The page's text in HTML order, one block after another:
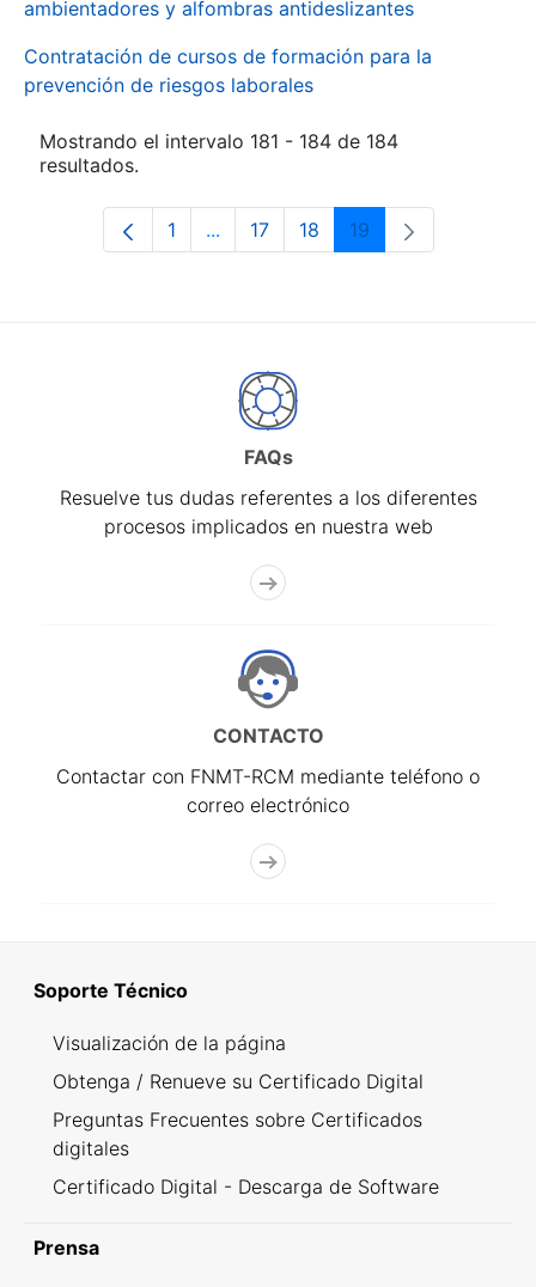
ambientadores y alfombras antideslizantes
Contratación de cursos de formación para la
prevención de riesgos laborales
Mostrando el intervalo 181 - 184 de 184
resultados.
Página
1 ...Páginas intermedias Use TAB para
Página
17 Página
18 Página
19
FAQs
Resuelve tus dudas referentes a los diferentes
procesos implicados en nuestra web
CONTACTO
Contactar con FNMT-RCM mediante teléfono o
correo electrónico
Soporte Técnico
Visualización de la página
Obtenga / Renueve su Certificado Digital
Preguntas Frecuentes sobre Certificados
digitales
Certificado Digital - Descarga de Software
Prensa